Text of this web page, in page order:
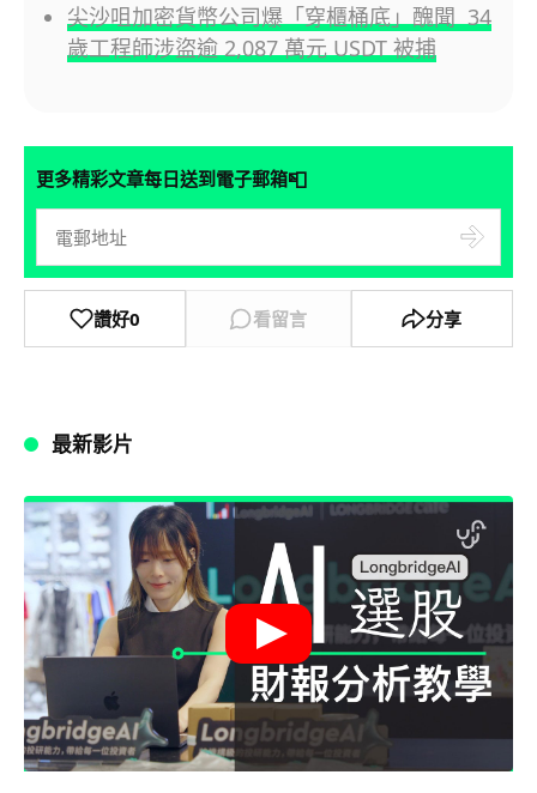
尖沙咀加密貨幣公司爆「穿櫃桶底」醜聞 34
歲工程師涉盜逾 2,087 萬元 USDT 被捕
更多精彩文章每日送到電子郵箱📮
讚好0 看留言 分享
最新影片